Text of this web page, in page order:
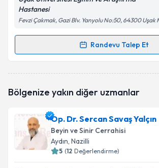
Hastanesi
Fevzi Çakmak, Gazi Blv. Yanyolu No:50, 64300 Uşak
Randevu Talep Et
Randevu Takvimi Talebi
oluşturun. Size bu uzmandan randevu
E-posta Adresiniz
Bölgenize yakın diğer uzmanlar
Op. Dr. Sercan Savaş Yalçın
Beyin ve Sinir Cerrahisi
Aydın, Nazilli
5 (12 Değerlendirme)